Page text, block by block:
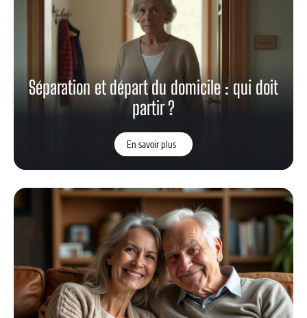
Séparation et départ du domicile : qui doit
partir ?
En savoir plus